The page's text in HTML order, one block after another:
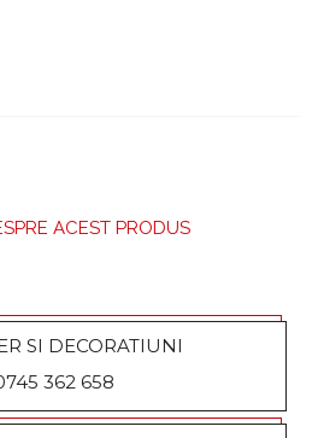
ACEST PRODUS
SI DECORATIUNI
362 658